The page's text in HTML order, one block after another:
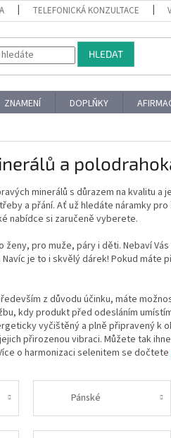
TELEFONICKÁ KONZULTACE
HLEDAT
ZNAMENÍ DOPLŇKY
a
minerálů s důrazem na kvalitu
a přání. Ať už hledáte náramky
nabídce si zaručeně vyberete.
ženy, pro muže, páry i děti. Nebaví
je to i skvělý dárek! Pokud
z důvodu účinku, máte
kdy produkt před odesláním
vyčištěný a plně připravený k
přirozenou vibraci. Můžete tak
o harmonizaci selenitem se dočtete
Pánské